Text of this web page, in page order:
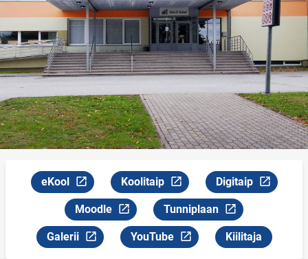
eKool
Link avaneb uuel leheküljel
Koolitaip
Link avaneb uuel leheküljel
Digitaip
Link avaneb uuel
Moodle
Link avaneb uuel leheküljel
Tunniplaan
Link avaneb uuel leheküljel
Galerii
Link avaneb uuel leheküljel
YouTube
Link avaneb uuel leheküljel
Kiilitaja